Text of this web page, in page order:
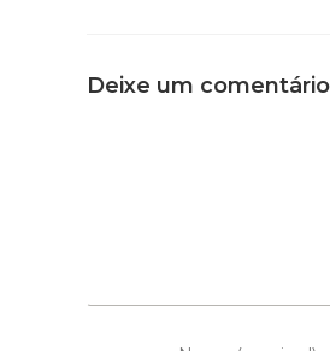
Deixe um comentário